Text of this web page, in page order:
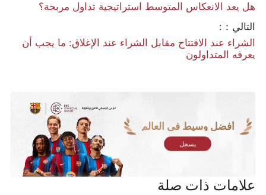
هل يعد الانعكاس المتوسط استراتيجية تداول مربحة؟
التالي：:
الشراء عند الافتتاح مقابل الشراء عند الإغلاق: ما يجب أن
يعرفه المتداولون
أفضل وسيط في العالم
يسجل
علامات ذات صلة